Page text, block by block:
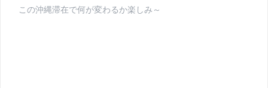
この沖縄滞在で何が変わるか楽しみ～